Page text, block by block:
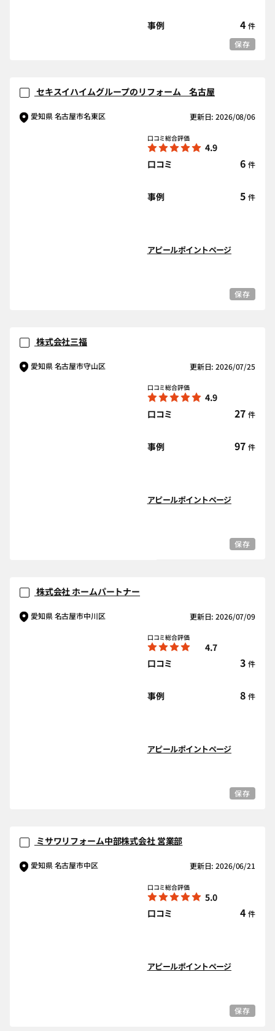
事例 4 件
保存
セキスイハイムグループのリフォーム 名古屋
愛知県 名古屋市名東区 更新日: 2026/08/06
口コミ総合評価
4.9
口コミ
6 件
事例 5 件
アピールポイントページ
保存
株式会社三福
愛知県 名古屋市守山区 更新日: 2026/07/25
口コミ総合評価
4.9
口コミ
27 件
事例 97 件
アピールポイントページ
保存
株式会社 ホームパートナー
愛知県 名古屋市中川区 更新日: 2026/07/09
口コミ総合評価
4.7
口コミ
3 件
事例 8 件
アピールポイントページ
保存
ミサワリフォーム中部株式会社 営業部
愛知県 名古屋市中区 更新日: 2026/06/21
口コミ総合評価
5.0
口コミ
4 件
アピールポイントページ
保存